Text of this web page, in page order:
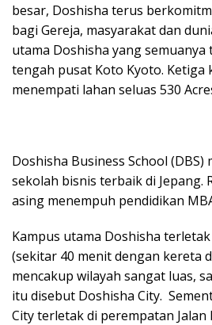
besar, Doshisha terus
bagi Gereja, masyarakat dan
utama Doshisha yang
tengah pusat Koto Kyoto. Ketiga
menempati lahan seluas 530
Doshisha Business School
sekolah bisnis terbaik di Jepang.
asing menempuh pendidikan
Kampus utama Doshisha
(sekitar 40 menit dengan kereta
mencakup wilayah sangat luas,
itu disebut Doshisha City.
City terletak di perempatan Jalan